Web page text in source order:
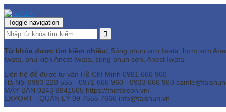
Toggle navigation
Từ khóa được tìm kiếm nhiều: Súng phun sơn Iwata, bơm sơn
Iwata, phụ kiện Anest Iwata, súng phun sơn, Anest Iwata
Liên hệ để được tư vấn Hồ Chí Minh 0981 666 960
Hà Nội 0983 220 555 - 0971 666 960 - 0933 666 960
MÁY BÀN 0243 9841505 https://thietbison.vn/
EXPORT - QUẢN LÝ 09 7555 7666 info@taishun.vn